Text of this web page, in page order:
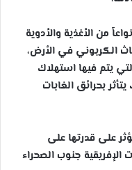
من الأغذية والأدوية
الكربوني في الأرض،
يتم فيها استهلاك
بحرائق الغابات
على قدرتها على
الإفريقية جنوب الصحراء